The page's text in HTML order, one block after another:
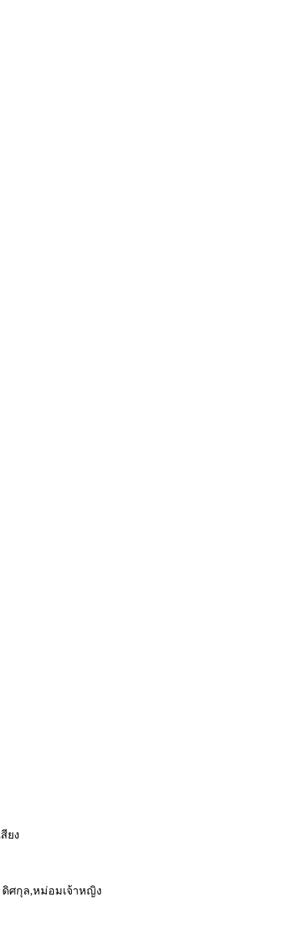
ยง
ศกุล,หม่อมเจ้าหญิง